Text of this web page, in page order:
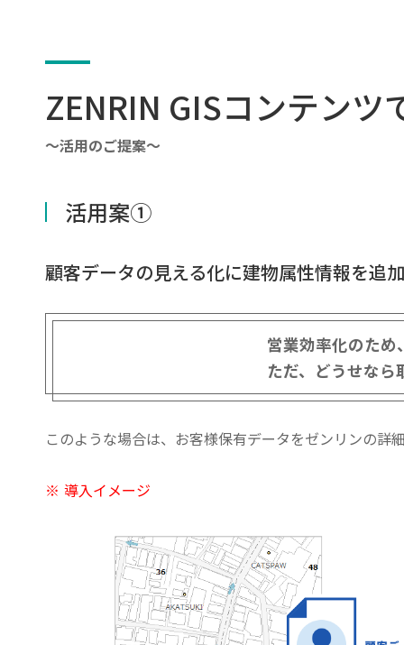
ZENRIN GISコンテンツ
～活用のご提案～
活用案①
顧客データの見える化に建物属性情報を追
営業効率化のため
ただ、どうせな
このような場合は、お客様保有データをゼンリンの詳
※ 導入イメージ